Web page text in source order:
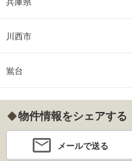
川西市
鴬台
物件情報をシェアする
メールで送る